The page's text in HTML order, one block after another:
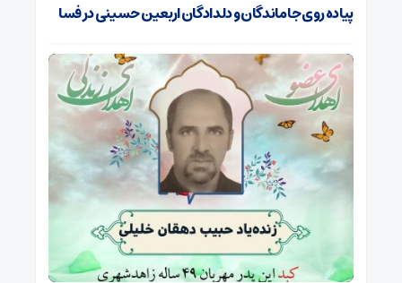
پیاده روی جاماندگان و دلدادگان اربعین حسینی در فسا